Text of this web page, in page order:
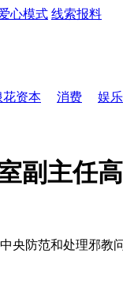
心模式 线索报料
花资本 消费 娱乐
副主任
防范和处理邪